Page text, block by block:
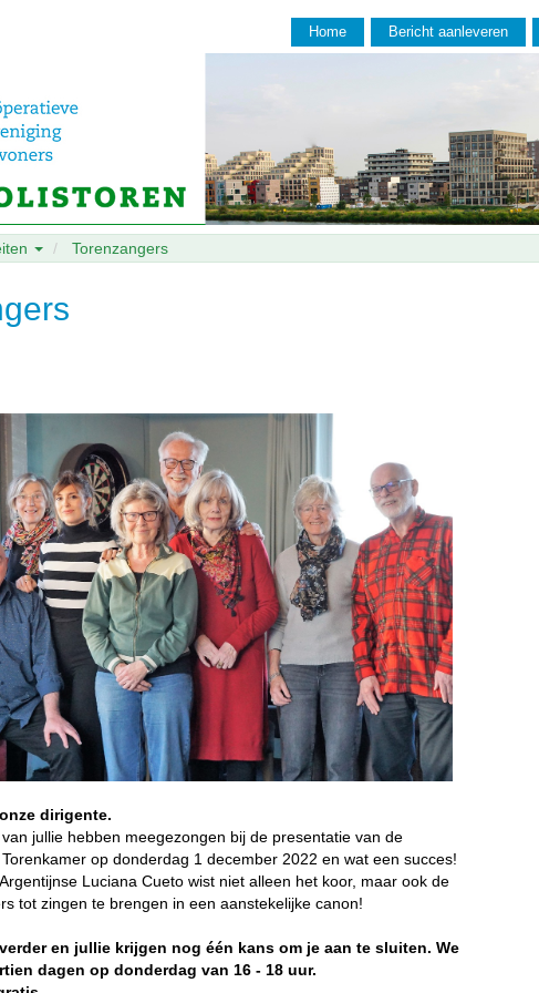
Home Bericht aanleveren
Torenzangers
dirigente.
jullie hebben meegezongen bij de presentatie van de
op donderdag 1 december 2022 en wat een succes!
Luciana Cueto wist niet alleen het koor, maar ook de
tot zingen te brengen in een aanstekelijke canon!
en jullie krijgen nog één kans om je aan te sluiten. We
dagen op donderdag van 16 - 18 uur.